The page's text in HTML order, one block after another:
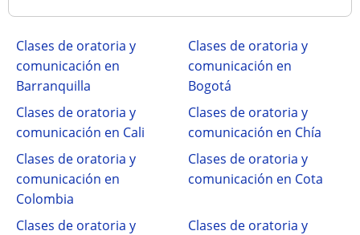
Clases de oratoria y
comunicación en
Barranquilla
Clases de oratoria y
comunicación en
Bogotá
Clases de oratoria y
comunicación en Cali
Clases de oratoria y
comunicación en Chía
Clases de oratoria y
comunicación en
Colombia
Clases de oratoria y
comunicación en Cota
Clases de oratoria y
Clases de oratoria y